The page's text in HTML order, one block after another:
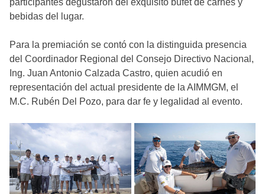
participantes degustaron del exquisito bufet de carnes y
bebidas del lugar.
Para la premiación se contó con la distinguida presencia
del Coordinador Regional del Consejo Directivo Nacional,
Ing. Juan Antonio Calzada Castro, quien acudió en
representación del actual presidente de la AIMMGM, el
M.C. Rubén Del Pozo, para dar fe y legalidad al evento.